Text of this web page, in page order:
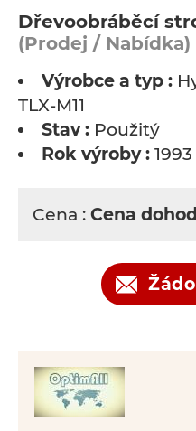
Dřevoobráběcí
(Prodej / Nabídka)
Výrobce a typ :
TLX-M11
Stav : Použitý
Rok výroby : 1993
Cena : Cena